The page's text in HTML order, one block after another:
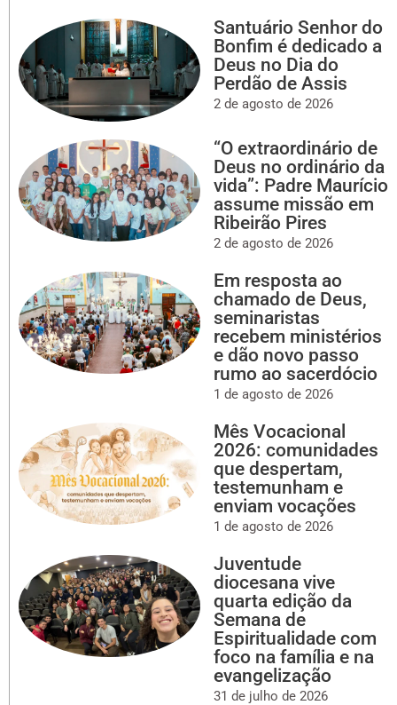
Santuário Senhor do
Bonfim é dedicado a
Deus no Dia do
Perdão de Assis
2 de agosto de 2026
“O extraordinário de
Deus no ordinário da
vida”: Padre Maurício
assume missão em
Ribeirão Pires
2 de agosto de 2026
Em resposta ao
chamado de Deus,
seminaristas
recebem ministérios
e dão novo passo
rumo ao sacerdócio
1 de agosto de 2026
Mês Vocacional
2026: comunidades
que despertam,
testemunham e
enviam vocações
1 de agosto de 2026
Juventude
diocesana vive
quarta edição da
Semana de
Espiritualidade com
foco na família e na
evangelização
31 de julho de 2026